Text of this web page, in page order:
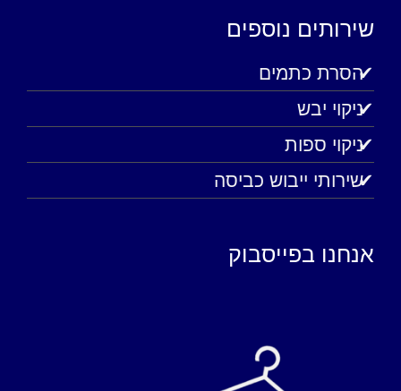
שירותים נוספים
הסרת כתמים
ניקוי יבש
ניקוי ספות
שירותי ייבוש כביסה
אנחנו בפייסבוק